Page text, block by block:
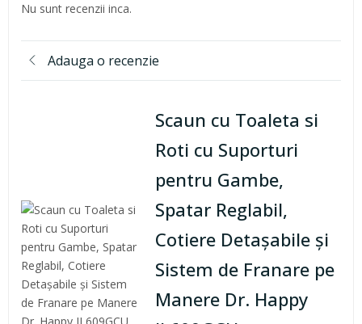
Nu sunt recenzii inca.
Adauga o recenzie
Scaun cu Toaleta si
Roti cu Suporturi
pentru Gambe,
Spatar Reglabil,
Cotiere Detașabile și
Sistem de Franare pe
Manere Dr. Happy